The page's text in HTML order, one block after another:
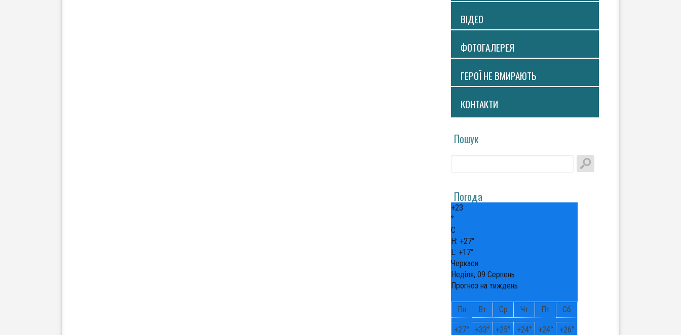
ВIДЕО
ФОТОГАЛЕРЕЯ
ГЕРОЇ НЕ ВМИРАЮТЬ
КОНТАКТИ
Пошук
Погода
+23
°
C
H: +27°
L: +17°
Черкаси
Неділя, 09 Серпень
Прогноз на тиждень
Пн Вт Ср Чт Пт Сб
+27° +33° +25° +24° +24° +26°